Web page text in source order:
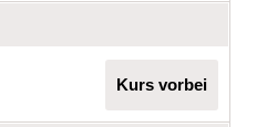
Kurs vorbei